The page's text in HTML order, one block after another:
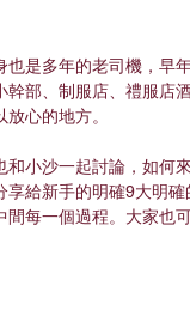
是多年的老司機，早
部、制服店、禮服店
心的地方。
小沙一起討論，如何
給新手的明確9大明
每一個過程。大家也